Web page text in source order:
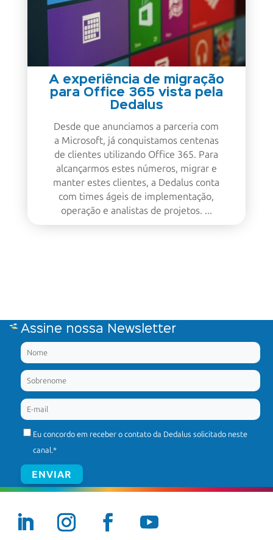
A experiência de migração
para Office 365 vista pela
Dedalus
Desde que anunciamos a parceria com
a Microsoft, já conquistamos centenas
de clientes utilizando Office 365. Para
alcançarmos estes números, migrar e
manter estes clientes, a Dedalus conta
com times ágeis de implementação,
operação e analistas de projetos. ...
Assine nossa Newsletter
Eu concordo em receber o contato da Dedalus solicitado neste
canal.*